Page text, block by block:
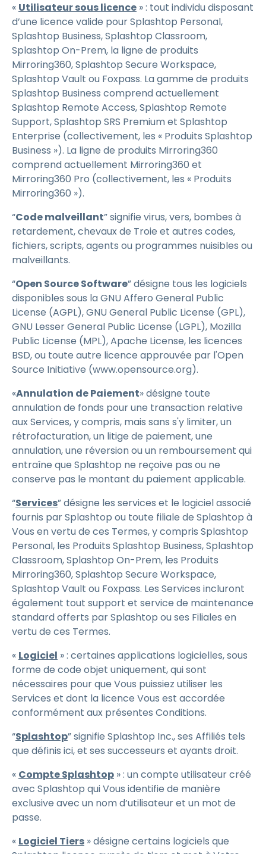
« Utilisateur sous licence » : tout individu disposant
d’une licence valide pour Splashtop Personal,
Splashtop Business, Splashtop Classroom,
Splashtop On-Prem, la ligne de produits
Mirroring360, Splashtop Secure Workspace,
Splashtop Vault ou Foxpass. La gamme de produits
Splashtop Business comprend actuellement
Splashtop Remote Access, Splashtop Remote
Support, Splashtop SRS Premium et Splashtop
Enterprise (collectivement, les « Produits Splashtop
Business »). La ligne de produits Mirroring360
comprend actuellement Mirroring360 et
Mirroring360 Pro (collectivement, les « Produits
Mirroring360 »).
“Code malveillant” signifie virus, vers, bombes à
retardement, chevaux de Troie et autres codes,
fichiers, scripts, agents ou programmes nuisibles ou
malveillants.
“Open Source Software” désigne tous les logiciels
disponibles sous la GNU Affero General Public
License (AGPL), GNU General Public License (GPL),
GNU Lesser General Public License (LGPL), Mozilla
Public License (MPL), Apache License, les licences
BSD, ou toute autre licence approuvée par l'Open
Source Initiative (www.opensource.org).
«Annulation de Paiement» désigne toute
annulation de fonds pour une transaction relative
aux Services, y compris, mais sans s'y limiter, un
rétrofacturation, un litige de paiement, une
annulation, une réversion ou un remboursement qui
entraîne que Splashtop ne reçoive pas ou ne
conserve pas le montant du paiement applicable.
“Services” désigne les services et le logiciel associé
fournis par Splashtop ou toute filiale de Splashtop à
Vous en vertu de ces Termes, y compris Splashtop
Personal, les Produits Splashtop Business, Splashtop
Classroom, Splashtop On-Prem, les Produits
Mirroring360, Splashtop Secure Workspace,
Splashtop Vault ou Foxpass. Les Services incluront
également tout support et service de maintenance
standard offerts par Splashtop ou ses Filiales en
vertu de ces Termes.
« Logiciel » : certaines applications logicielles, sous
forme de code objet uniquement, qui sont
nécessaires pour que Vous puissiez utiliser les
Services et dont la licence Vous est accordée
conformément aux présentes Conditions.
“Splashtop” signifie Splashtop Inc., ses Affiliés tels
que définis ici, et ses successeurs et ayants droit.
« Compte Splashtop » : un compte utilisateur créé
avec Splashtop qui Vous identifie de manière
exclusive avec un nom d’utilisateur et un mot de
passe.
« Logiciel Tiers » désigne certains logiciels que